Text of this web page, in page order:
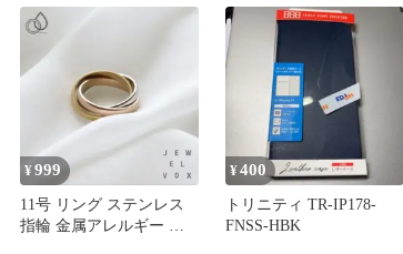
金
カラー 18金YG/PG/WG
パンサー CARTIER K18
イエローゴールド K18ホ
ワイトゴールド K18ピン
クゴールド エメラルド
約13号 約12.4g【中古
¥999
11号 リング ステンレス
指輪 金属アレルギー ト
¥400
トリニティ TR-IP178-
FNSS-HBK